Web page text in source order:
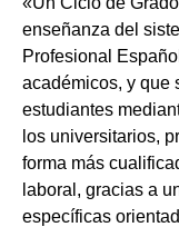
enseñanza del
Profesional
académicos, y que
estudiantes
los universitarios,
forma más
laboral, gracias a
específicas